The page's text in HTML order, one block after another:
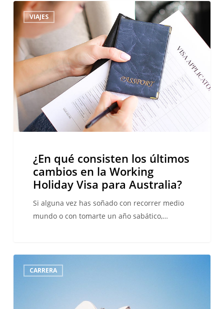
¿En
qué
consisten
los
últimos
en
la
Working
Holiday
Australia?
VIAJES
¿En qué consisten los últimos
cambios en la Working
Holiday Visa para Australia?
Si alguna vez has soñado con recorrer medio
mundo o con tomarte un año sabático,…
encontrar
CARRERA